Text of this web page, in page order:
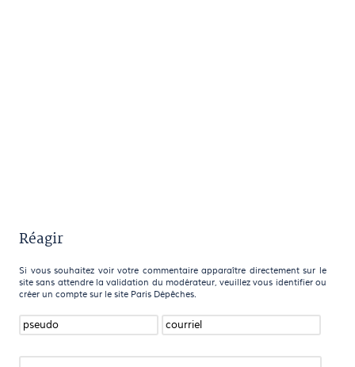
Réagir
Si vous souhaitez voir votre commentaire apparaître directement sur le
site sans attendre la validation du modérateur, veuillez vous identifier ou
créer un compte sur le site Paris Dépêches.